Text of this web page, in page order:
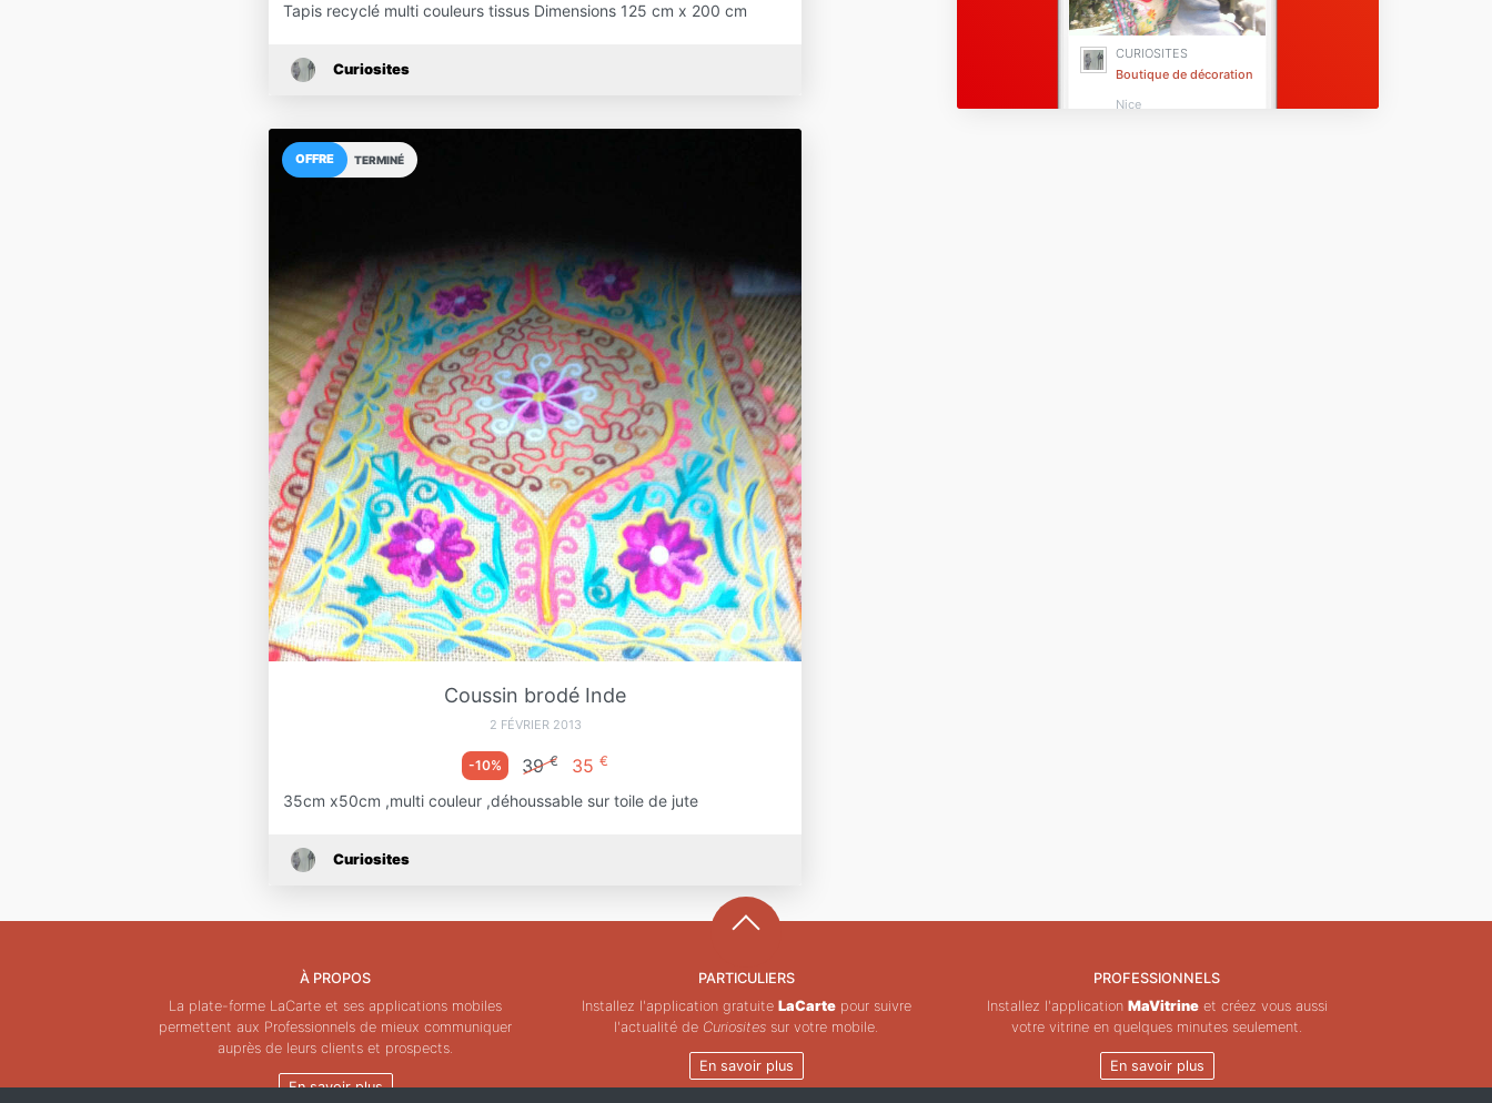
Tapis recyclé multi couleurs tissus Dimensions 125 cm x 200 cm
Curiosites
TERMINÉ
OFFRE
Coussin brodé Inde
2 FÉVRIER 2013
-10% 39€ 35 €
35cm x50cm ,multi couleur ,déhoussable sur toile de jute
Curiosites
CURIOSITES
Boutique de décoration
Nice
À PROPOS
La plate-forme LaCarte et ses applications mobiles
permettent aux Professionnels de mieux communiquer
auprès de leurs clients et prospects.
En savoir plus
PARTICULIERS
Installez l'application gratuite LaCartepour suivre
l'actualité de Curiosites sur votre mobile.
En savoir plus
PROFESSIONNELS
Installez l'application MaVitrineet créez vous aussi
votre vitrine en quelques minutes seulement.
En savoir plus